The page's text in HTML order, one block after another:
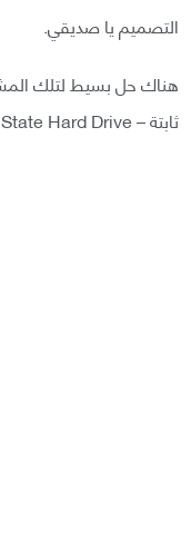
التصميم يا صديقي.
هناك حل بسيط لتلك
ثابتة – Solid State Hard Drive ويعرف بالاختصار (SSD).